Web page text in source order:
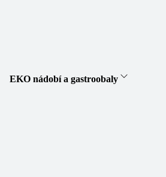
EKO nádobí a gastroobaly